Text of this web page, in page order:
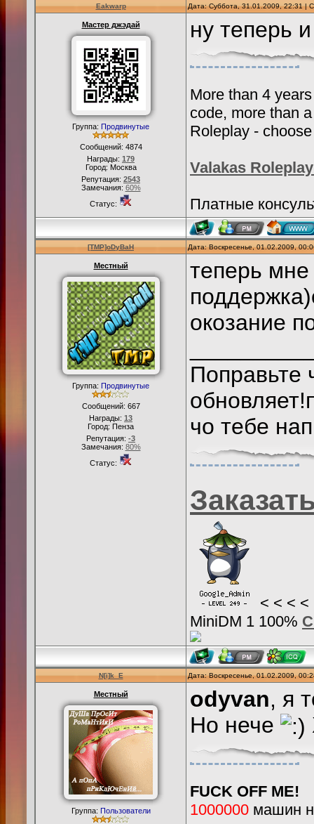
Eakwarp Дата: Суббота, 31.01.2009, 22:31 |
Мастер джэдай
Группа: Продвинутые
Сообщений: 4874
Награды: 179
Город: Москва
Репутация: 2543
Замечания: 60%
Статус:
ну теперь
More than 4
code, more than
Roleplay -
Valakas
Платные
[TMP]oDyBaH Дата: Воскресенье, 01.02.2009,
Местный
Группа: Продвинутые
Сообщений: 667
Награды: 13
Город: Пенза
Репутация: -3
Замечания: 80%
Статус:
теперь мне
окозание
Поправьте
чо тебе
< < <
MiniDM 1 100%
N[i]k_E Дата: Воскресенье, 01.02.2009,
Местный
Группа: Пользователи
odyvan, я
Но нече
FUCK OFF ME!
1000000 машин